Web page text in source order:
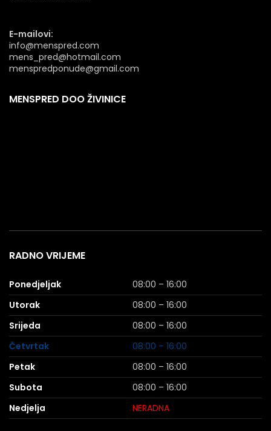
E-mailovi:
info@menspred.com
mens_pred@hotmail.com
menspredponude@gmail.com
MENSPRED DOO ŽIVINICE
RADNO VRIJEME
Ponedjeljak
08:00 – 16:00
Utorak
08:00 – 16:00
Srijeda
08:00 – 16:00
Četvrtak
08:00 – 16:00
Petak
08:00 – 16:00
Subota
08:00 – 16:00
Nedjelja
NERADNA